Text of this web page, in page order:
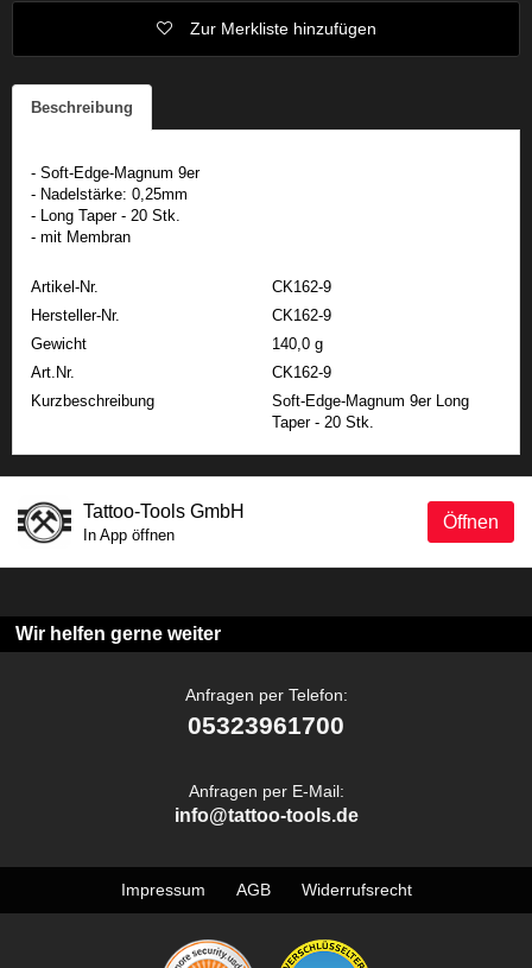
Zur Merkliste hinzufügen
Beschreibung
- Soft-Edge-Magnum 9er
- Nadelstärke: 0,25mm
- Long Taper - 20 Stk.
- mit Membran
Artikel-Nr.
CK162-9
Hersteller-Nr.
CK162-9
Gewicht
140,0 g
Art.Nr.
CK162-9
Kurzbeschreibung
Soft-Edge-Magnum 9er Long
Taper - 20 Stk.
Öffnen
Tattoo-Tools GmbH
In App öffnen
Wir helfen gerne weiter
Anfragen per Telefon:
05323961700
Anfragen per E-Mail:
info@tattoo-tools.de
Impressum AGB Widerrufsrecht